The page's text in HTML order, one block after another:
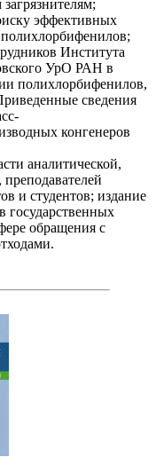
эффективных
Института
УрО РАН в
полихлорбифенилов,
сведения
конгенеров
аналитической,
и студентов; издание
государственных
обращения с